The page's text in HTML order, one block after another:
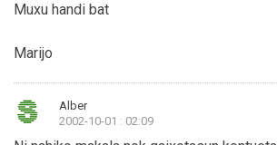
Muxu handi bat
Marijo
Alber
2002-10-01 : 02:09